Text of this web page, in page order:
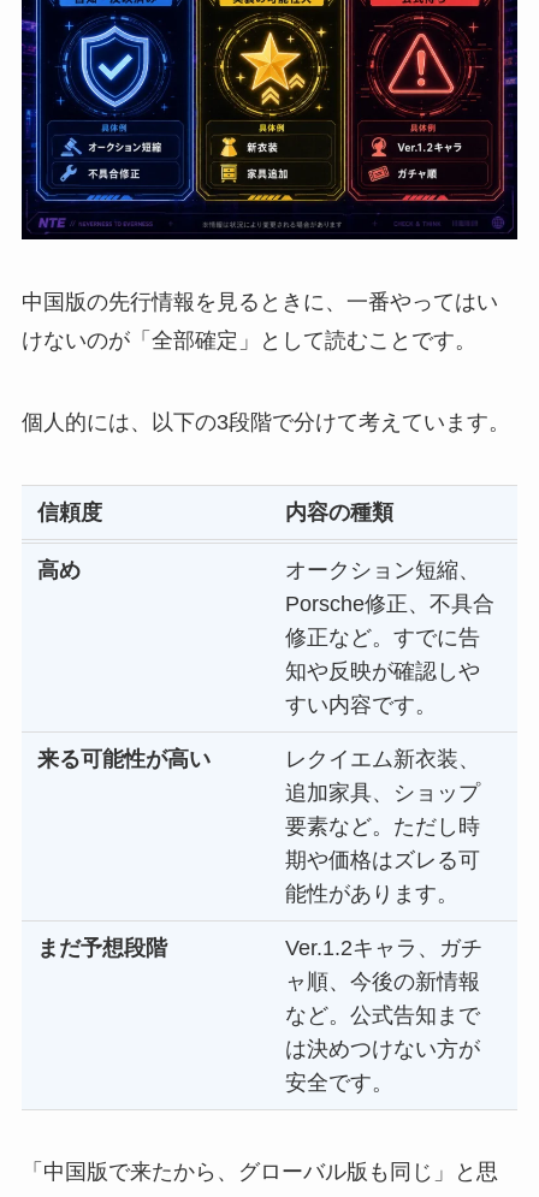
中国版の先行情報を見るときに、一番やってはい
けないのが「全部確定」として読むことです。
個人的には、以下の3段階で分けて考えています。
信頼度 内容の種類
高め
オークション短縮、
Porsche修正、不具合
修正など。すでに告
知や反映が確認しや
すい内容です。
来る可能性が高い
レクイエム新衣装、
追加家具、ショップ
要素など。ただし時
期や価格はズレる可
能性があります。
まだ予想段階
Ver.1.2キャラ、ガチ
ャ順、今後の新情報
など。公式告知まで
は決めつけない方が
安全です。
「中国版で来たから、グローバル版も同じ」と思